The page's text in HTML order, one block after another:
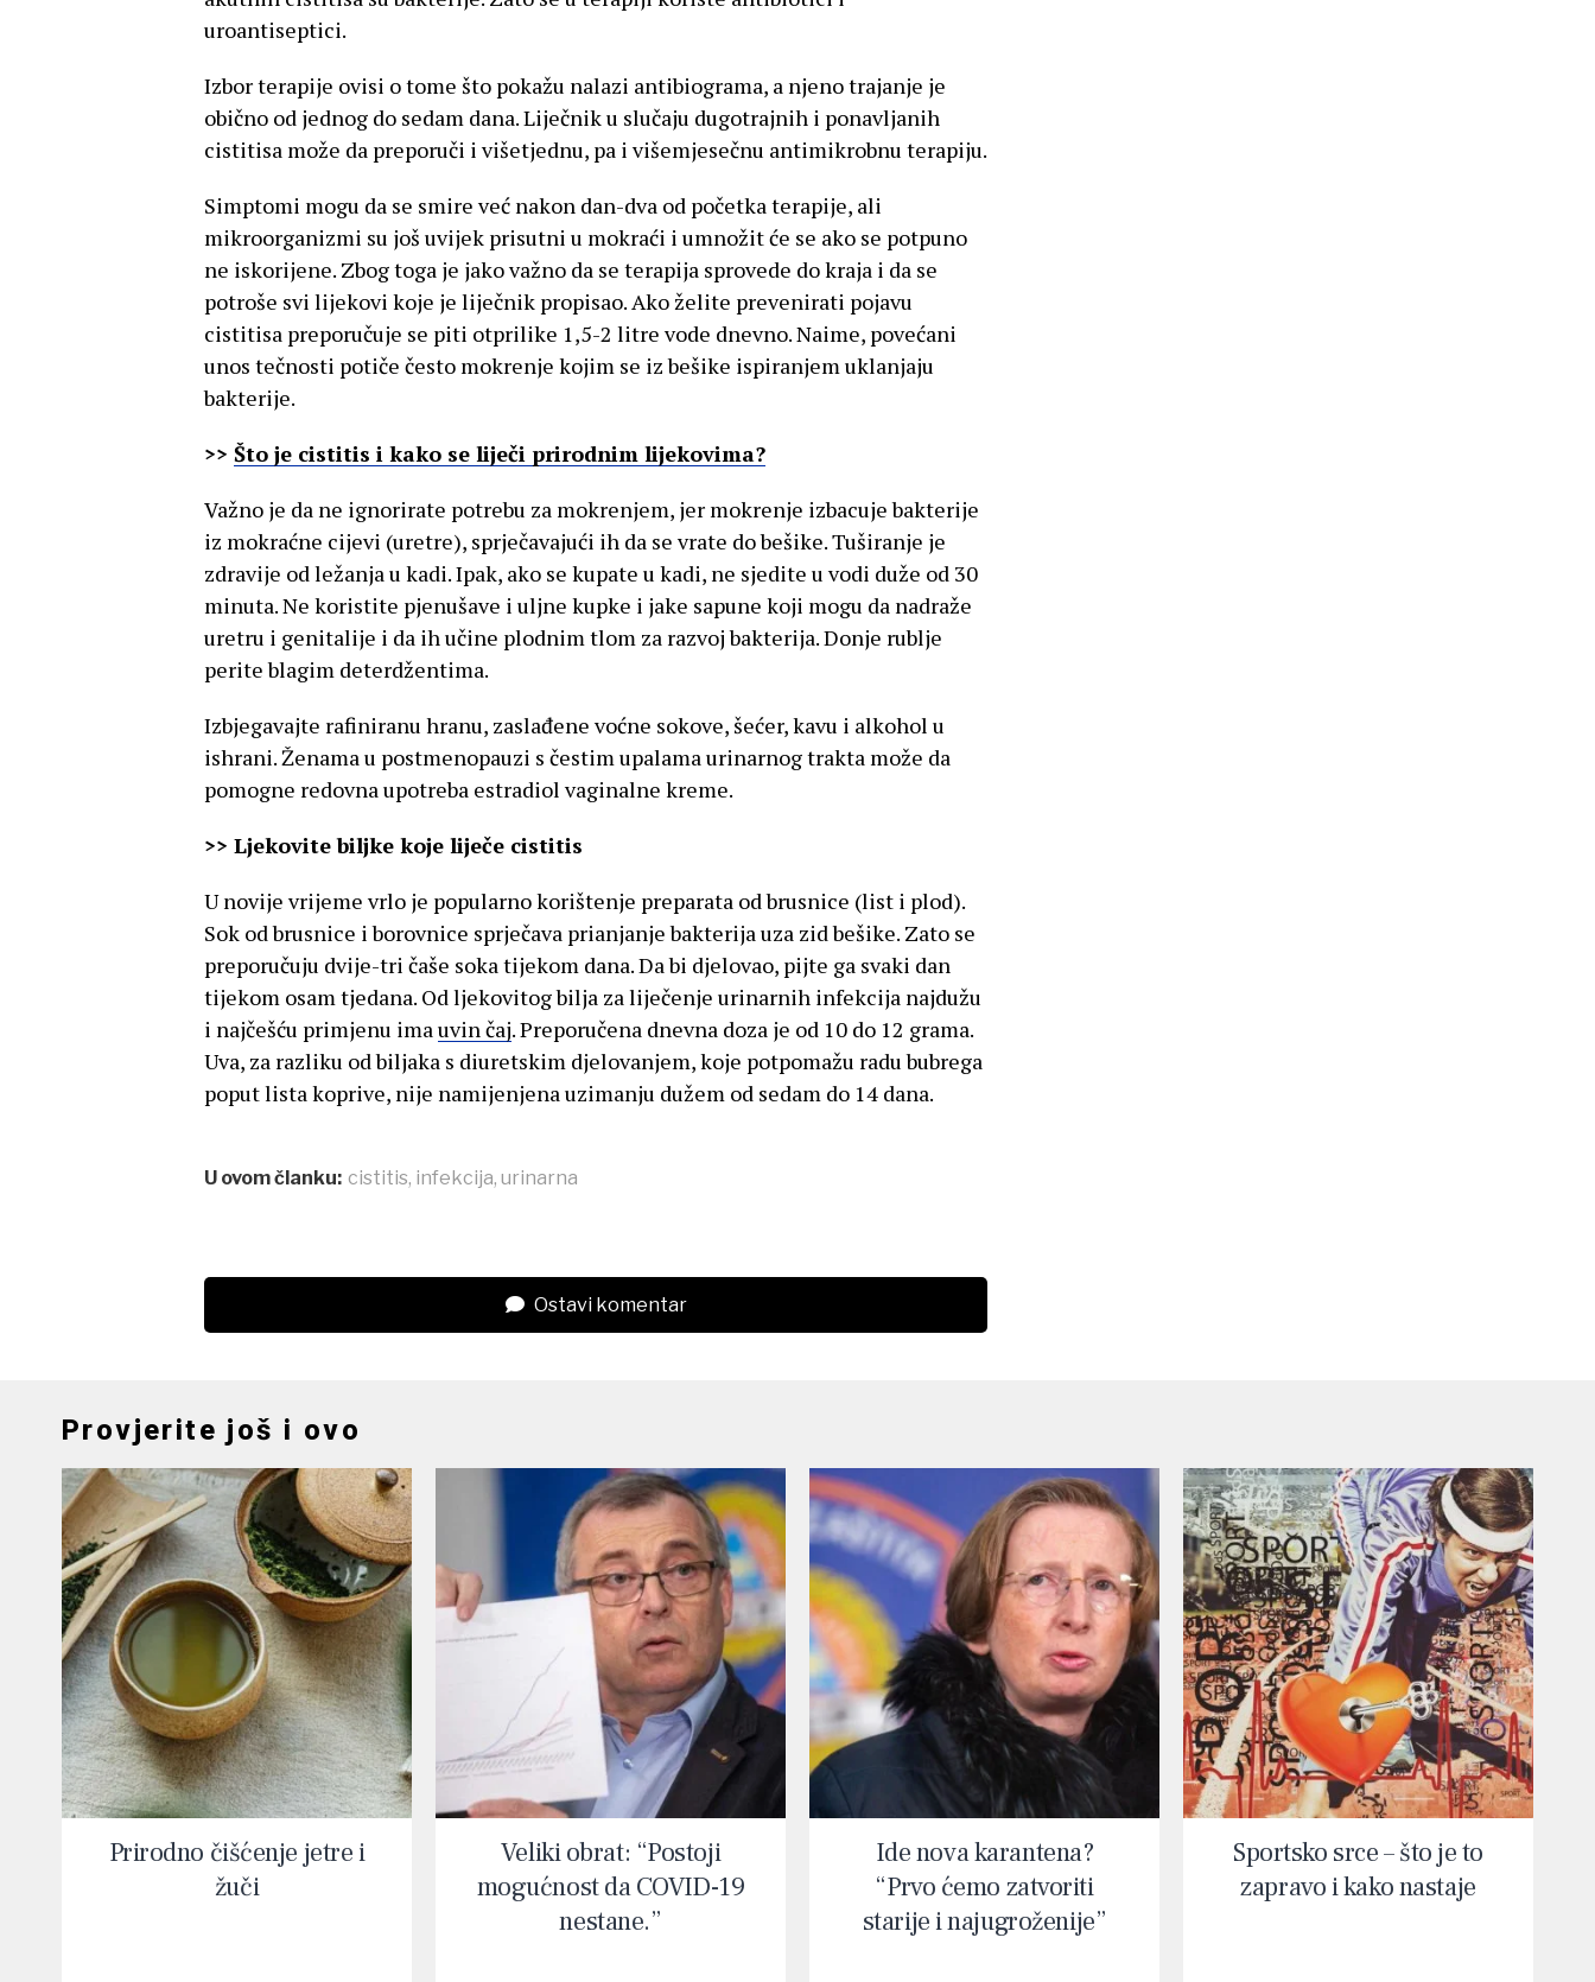
uroantiseptici.
Izbor terapije ovisi o tome što pokažu nalazi antibiograma, a njeno trajanje je
obično od jednog do sedam dana. Liječnik u slučaju dugotrajnih i ponavljanih
cistitisa može da preporuči i višetjednu, pa i višemjesečnu antimikrobnu terapiju.
Simptomi mogu da se smire već nakon dan-dva od početka terapije, ali
mikroorganizmi su još uvijek prisutni u mokraći i umnožit će se ako se potpuno
ne iskorijene. Zbog toga je jako važno da se terapija sprovede do kraja i da se
potroše svi lijekovi koje je liječnik propisao. Ako želite prevenirati pojavu
cistitisa preporučuje se piti otprilike 1,5-2 litre vode dnevno. Naime, povećani
unos tečnosti potiče često mokrenje kojim se iz bešike ispiranjem uklanjaju
bakterije.
>> Što je cistitis i kako se liječi prirodnim lijekovima?
Važno je da ne ignorirate potrebu za mokrenjem, jer mokrenje izbacuje bakterije
iz mokraćne cijevi (uretre), sprječavajući ih da se vrate do bešike. Tuširanje je
zdravije od ležanja u kadi. Ipak, ako se kupate u kadi, ne sjedite u vodi duže od 30
minuta. Ne koristite pjenušave i uljne kupke i jake sapune koji mogu da nadraže
uretru i genitalije i da ih učine plodnim tlom za razvoj bakterija. Donje rublje
perite blagim deterdžentima.
Izbjegavajte rafiniranu hranu, zaslađene voćne sokove, šećer, kavu i alkohol u
ishrani. Ženama u postmenopauzi s čestim upalama urinarnog trakta može da
pomogne redovna upotreba estradiol vaginalne kreme.
>> Ljekovite biljke koje liječe cistitis
U novije vrijeme vrlo je popularno korištenje preparata od brusnice (list i plod).
Sok od brusnice i borovnice sprječava prianjanje bakterija uza zid bešike. Zato se
preporučuju dvije-tri čaše soka tijekom dana. Da bi djelovao, pijte ga svaki dan
tijekom osam tjedana. Od ljekovitog bilja za liječenje urinarnih infekcija najdužu
i najčešću primjenu imauvin čaj. Preporučena dnevna doza je od 10 do 12 grama.
Uva, za razliku od biljaka s diuretskim djelovanjem, koje potpomažu radu bubrega
poput lista koprive, nije namijenjena uzimanju dužem od sedam do 14 dana.
U ovom članku: cistitis, infekcija, urinarna
Ostavi komentar
Provjerite još i ovo
Prirodno čišćenje jetre i
žuči
Veliki obrat: “Postoji
mogućnost da COVID-19
nestane.”
Ide nova karantena?
“Prvo ćemo zatvoriti
starije i najugroženije”
Sportsko srce – što je to
zapravo i kako nastaje